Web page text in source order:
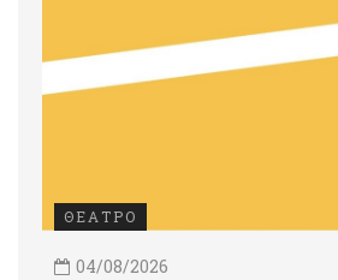
ΘΕΑΤΡΟ
04/08/2026